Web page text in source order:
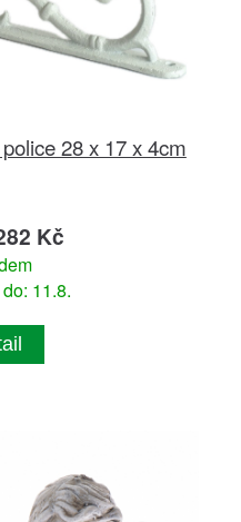
28 x 17 x 4cm
Kč
11.8.